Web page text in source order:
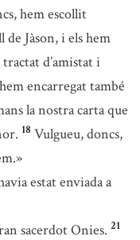
hem escollit
Jàson, i els hem
d’amistat i
encarregat també
la nostra carta que
18 Vulgueu, doncs,
estat enviada a
sacerdot Onies. 21